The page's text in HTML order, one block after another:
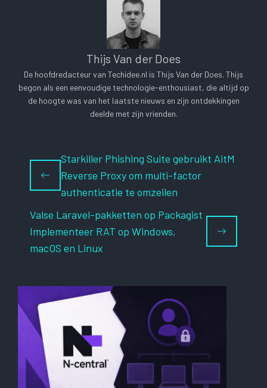
Thijs Van der Does
De hoofdredacteur van Techidee.nl is Thijs Van der Does. Thijs
begon als een eenvoudige technologie-enthousiast, die altijd op
de hoogte was van het laatste nieuws en zijn ontdekkingen
deelde met zijn vrienden.
Starkiller Phishing Suite gebruikt AitM
Reverse Proxy om multi-factor
authenticatie te omzeilen
Valse Laravel-pakketten op Packagist
Implementeer RAT op Windows,
macOS en Linux